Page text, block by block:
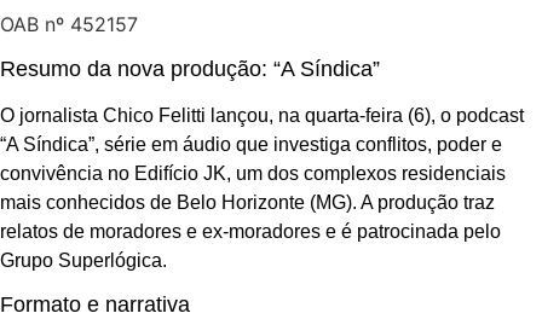
OAB nº 452157
Resumo da nova produção: “A Síndica”
O jornalista Chico Felitti lançou, na quarta-feira (6), o podcast
“A Síndica”, série em áudio que investiga conflitos, poder e
convivência no Edifício JK, um dos complexos residenciais
mais conhecidos de Belo Horizonte (MG). A produção traz
relatos de moradores e ex-moradores e é patrocinada pelo
Grupo Superlógica.
Formato e narrativa